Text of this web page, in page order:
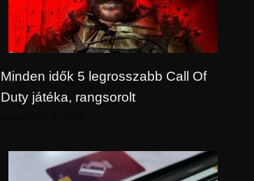
Minden idők 5 legrosszabb Call Of
Duty játéka, rangsorolt